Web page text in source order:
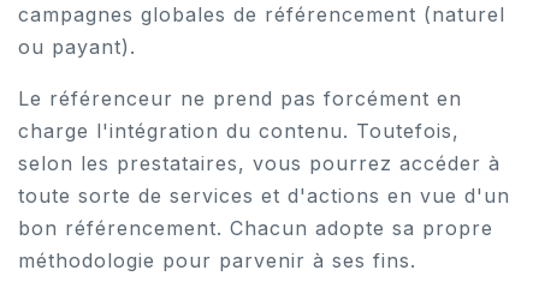
campagnes globales de référencement (naturel
ou payant).
Le référenceur ne prend pas forcément en
charge l'intégration du contenu. Toutefois,
selon les prestataires, vous pourrez accéder à
toute sorte de services et d'actions en vue d'un
bon référencement. Chacun adopte sa propre
méthodologie pour parvenir à ses fins.